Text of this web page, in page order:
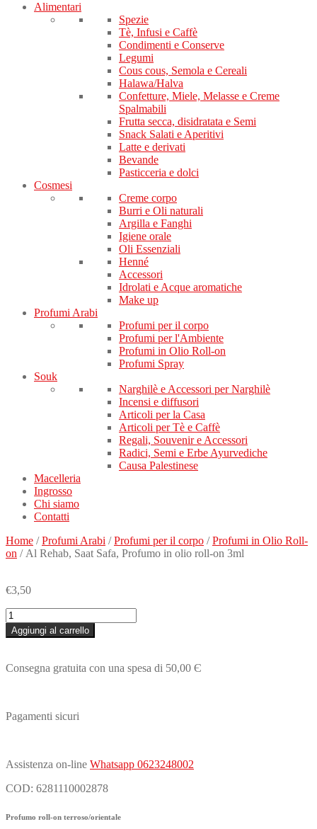
Alimentari
Spezie
Tè, Infusi e Caffè
Condimenti e Conserve
Legumi
Cous cous, Semola e Cereali
Halawa/Halva
Confetture, Miele, Melasse e Creme
Spalmabili
Frutta secca, disidratata e Semi
Snack Salati e Aperitivi
Latte e derivati
Bevande
Pasticceria e dolci
Cosmesi
Creme corpo
Burri e Oli naturali
Argilla e Fanghi
Igiene orale
Oli Essenziali
Henné
Accessori
Idrolati e Acque aromatiche
Make up
Profumi Arabi
Profumi per il corpo
Profumi per l'Ambiente
Profumi in Olio Roll-on
Profumi Spray
Souk
Narghilè e Accessori per Narghilè
Incensi e diffusori
Articoli per la Casa
Articoli per Tè e Caffè
Regali, Souvenir e Accessori
Radici, Semi e Erbe Ayurvediche
Causa Palestinese
Macelleria
Ingrosso
Chi siamo
Contatti
Home /Profumi Arabi /Profumi per il corpo /Profumi in Olio Roll-
on / Al Rehab, Saat Safa, Profumo in olio roll-on 3ml
€3,50
Al
Rehab,
Saat
Profumo
on
Aggiungi al carrello
Consegna gratuita con una spesa di 50,00 Є
Pagamenti sicuri
Assistenza on-line Whatsapp 0623248002
COD: 6281110002878
Profumo roll-on terroso/orientale